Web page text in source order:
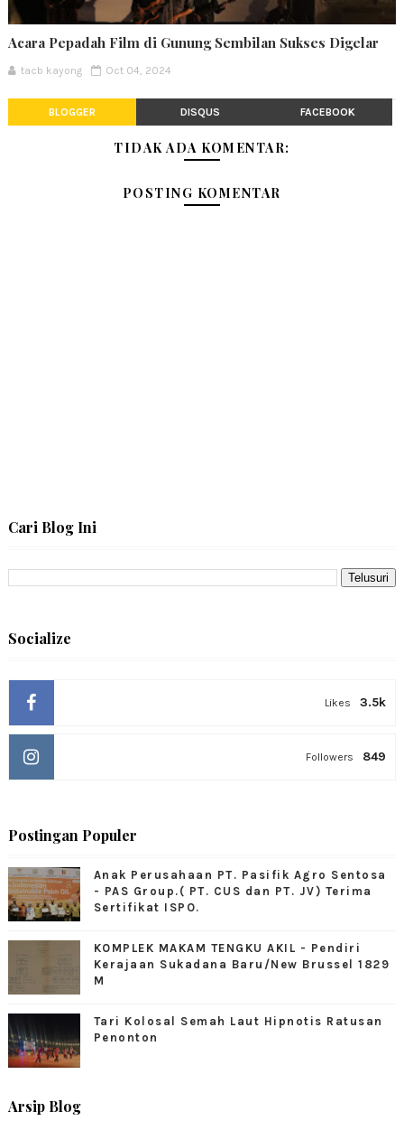
Acara Pepadah Film di Gunung Sembilan Sukses Digelar
tacb kayong Oct 04, 2024
BLOGGER DISQUS FACEBOOK
TIDAK ADA KOMENTAR:
POSTING KOMENTAR
Cari Blog Ini
Socialize
3.5k
Likes
849
Followers
Postingan Populer
Anak Perusahaan PT. Pasifik Agro Sentosa
- PAS Group.( PT. CUS dan PT. JV) Terima
Sertifikat ISPO.
KOMPLEK MAKAM TENGKU AKIL - Pendiri
Kerajaan Sukadana Baru/New Brussel 1829
M
Tari Kolosal Semah Laut Hipnotis Ratusan
Penonton
Arsip Blog